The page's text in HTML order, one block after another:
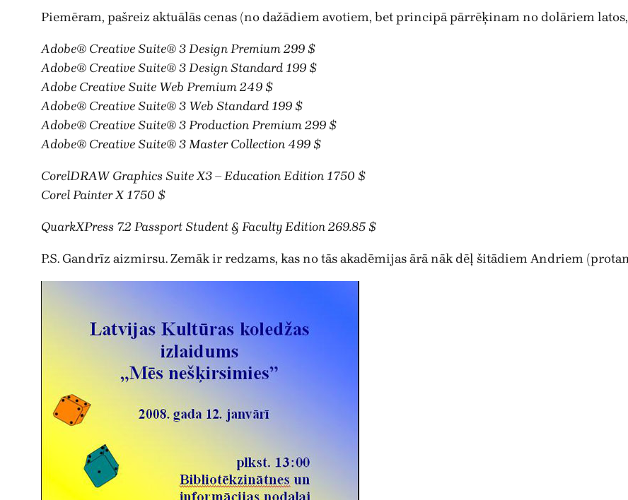
Piemēram, pašreiz aktuālās cenas (no dažādiem avotiem, bet principā pārrēķinam no dolāriem
Adobe® Creative Suite® 3 Design Premium 299 $
Adobe® Creative Suite® 3 Design Standard 199 $
Adobe Creative Suite Web Premium 249 $
Adobe® Creative Suite® 3 Web Standard 199 $
Adobe® Creative Suite® 3 Production Premium 299 $
Adobe® Creative Suite® 3 Master Collection 499 $
CorelDRAW Graphics Suite X3 – Education Edition 1750 $
Corel Painter X 1750 $
QuarkXPress 7.2 Passport Student & Faculty Edition 269.85 $
P.S. Gandrīz aizmirsu. Zemāk ir redzams, kas no tās akadēmijas ārā nāk dēļ šitādiem Andriem